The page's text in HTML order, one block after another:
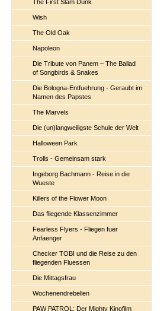
The First Slam Dunk
Wish
The Old Oak
Napoleon
Die Tribute von Panem – The Ballad
of Songbirds & Snakes
Die Bologna-Entfuehrung - Geraubt im
Namen des Papstes
The Marvels
Die (un)langweiligste Schule der Welt
Halloween Park
Trolls - Gemeinsam stark
Ingeborg Bachmann - Reise in die
Wueste
Killers of the Flower Moon
Das fliegende Klassenzimmer
Fearless Flyers - Fliegen fuer
Anfaenger
Checker TOBI und die Reise zu den
fliegenden Fluessen
Die Mittagsfrau
Wochenendrebellen
PAW PATROL: Der Mighty Kinofilm